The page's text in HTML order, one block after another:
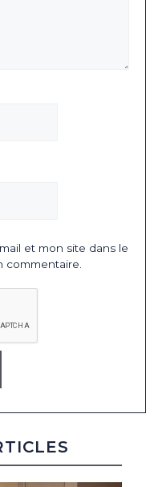
et mon site dans le
commentaire.